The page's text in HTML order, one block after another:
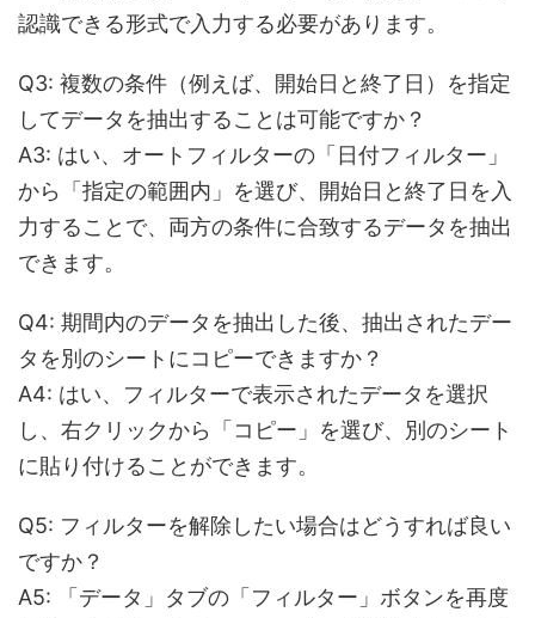
認識できる形式で入力する必要があります。
Q3: 複数の条件（例えば、開始日と終了日）を指定
してデータを抽出することは可能ですか？
A3: はい、オートフィルターの「日付フィルター」
から「指定の範囲内」を選び、開始日と終了日を入
力することで、両方の条件に合致するデータを抽出
できます。
Q4: 期間内のデータを抽出した後、抽出されたデー
タを別のシートにコピーできますか？
A4: はい、フィルターで表示されたデータを選択
し、右クリックから「コピー」を選び、別のシート
に貼り付けることができます。
Q5: フィルターを解除したい場合はどうすれば良い
ですか？
A5: 「データ」タブの「フィルター」ボタンを再度